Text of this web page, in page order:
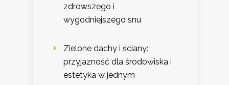
zdrowszego i
wygodniejszego snu
Zielone dachy i ściany:
przyjazność dla środowiska i
estetyka w jednym